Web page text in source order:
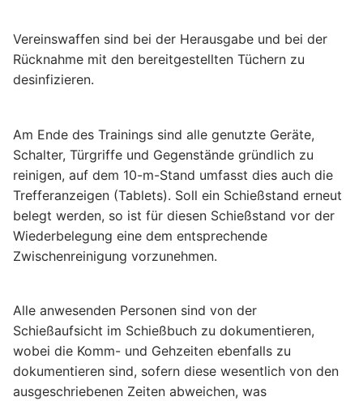
Vereinswaffen sind bei der Herausgabe und bei der
Rücknahme mit den bereitgestellten Tüchern zu
desinfizieren.
Am Ende des Trainings sind alle genutzte Geräte,
Schalter, Türgriffe und Gegenstände gründlich zu
reinigen, auf dem 10-m-Stand umfasst dies auch die
Trefferanzeigen (Tablets). Soll ein Schießstand erneut
belegt werden, so ist für diesen Schießstand vor der
Wiederbelegung eine dem entsprechende
Zwischenreinigung vorzunehmen.
Alle anwesenden Personen sind von der
Schießaufsicht im Schießbuch zu dokumentieren,
wobei die Komm- und Gehzeiten ebenfalls zu
dokumentieren sind, sofern diese wesentlich von den
ausgeschriebenen Zeiten abweichen, was